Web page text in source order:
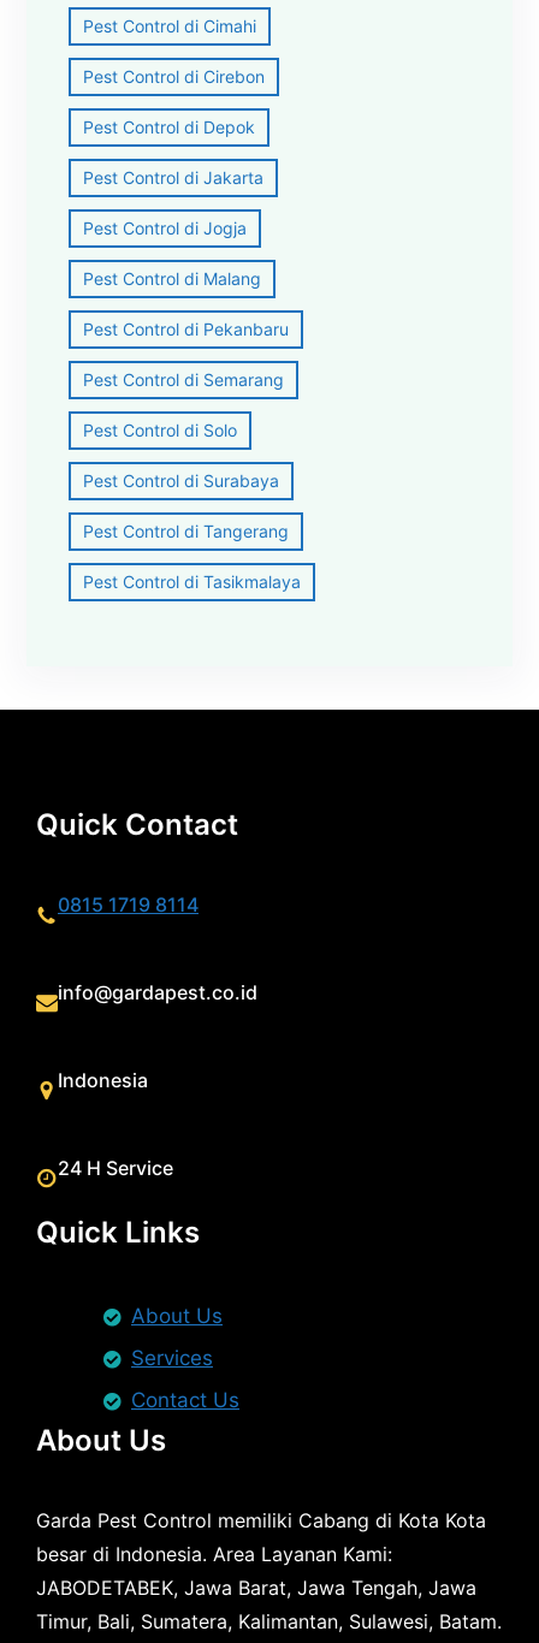
Pest Control di Cimahi
Pest Control di Cirebon
Pest Control di Depok
Pest Control di Jakarta
Pest Control di Jogja
Pest Control di Malang
Pest Control di Pekanbaru
Pest Control di Semarang
Pest Control di Solo
Pest Control di Surabaya
Pest Control di Tangerang
Pest Control di Tasikmalaya
Quick Contact
0815 1719 8114
info@gardapest.co.id
Indonesia
24 H Service
Quick Links
About Us
Services
Contact Us
About Us
Garda Pest Control memiliki Cabang di Kota Kota
besar di Indonesia. Area Layanan Kami:
JABODETABEK, Jawa Barat, Jawa Tengah, Jawa
Timur, Bali, Sumatera, Kalimantan, Sulawesi, Batam.